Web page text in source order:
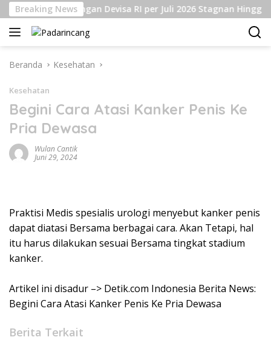
Langsung
ke
konten
Breaking News
Cadangan Devisa RI per Juli 2026 Stagnan Hingga
Beranda Kesehatan
Kesehatan
Begini Cara Atasi Kanker Penis Ke
Pria Dewasa
Wulan Cantik
Juni 29, 2024
Praktisi Medis spesialis urologi menyebut kanker penis
dapat diatasi Bersama berbagai cara. Akan Tetapi, hal
itu harus dilakukan sesuai Bersama tingkat stadium
kanker.
Artikel ini disadur –> Detik.com Indonesia Berita News:
Begini Cara Atasi Kanker Penis Ke Pria Dewasa
Berita Terkait